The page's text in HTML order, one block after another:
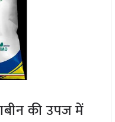
की उपज में